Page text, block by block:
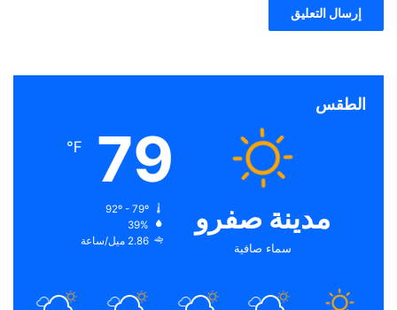
الطقس
مدينة صفرو
سماء صافية
79
℉
39%
2.86 ميل/ساعة